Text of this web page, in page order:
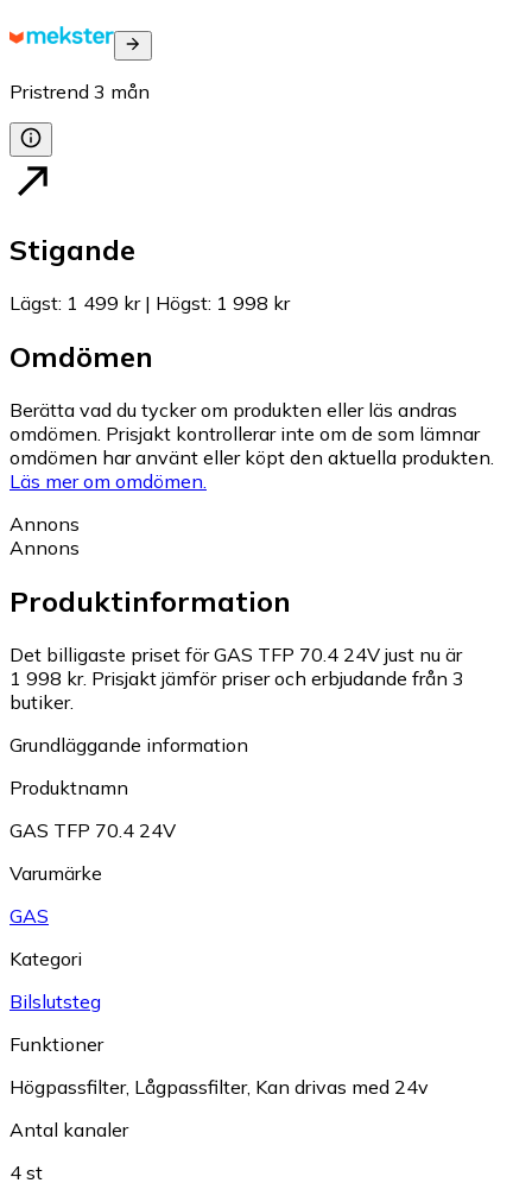
Pristrend 3 mån
Stigande
Lägst: 1 499 kr| Högst: 1 998 kr
Omdömen
Berätta vad du tycker om produkten eller läs andras
omdömen. Prisjakt kontrollerar inte om de som lämnar
omdömen har använt eller köpt den aktuella produkten.
Läs mer om omdömen.
Annons
Annons
Produktinformation
Det billigaste priset för GAS TFP 70.4 24V just nu är
1 998 kr. Prisjakt jämför priser och erbjudande från 3
butiker.
Grundläggande information
Produktnamn
GAS TFP 70.4 24V
Varumärke
GAS
Kategori
Bilslutsteg
Funktioner
Högpassfilter, Lågpassfilter, Kan drivas med 24v
Antal kanaler
4 st